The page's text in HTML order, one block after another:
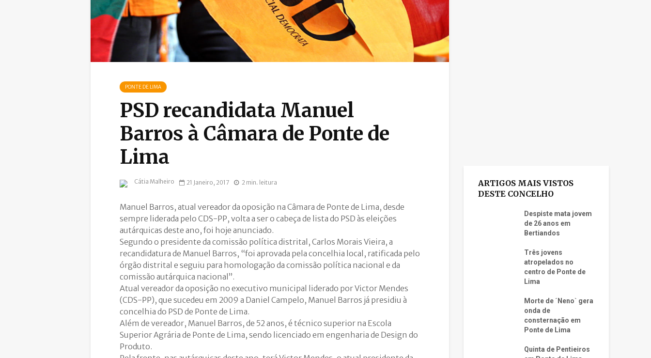
PONTE DE LIMA
PSD recandidata Manuel
Barros à Câmara de Ponte de
Lima
Cátia Malheiro 21 Janeiro, 2017 2 min. leitura
Manuel Barros, atual vereador da oposição na Câmara de Ponte de Lima, desde
sempre liderada pelo CDS-PP, volta a ser o cabeça de lista do PSD às eleições
autárquicas deste ano, foi hoje anunciado.
Segundo o presidente da comissão política distrital, Carlos Morais Vieira, a
recandidatura de Manuel Barros, “foi aprovada pela concelhia local, ratificada pelo
órgão distrital e seguiu para homologação da comissão política nacional e da
comissão autárquica nacional”.
Atual vereador da oposição no executivo municipal liderado por Victor Mendes
(CDS-PP), que sucedeu em 2009 a Daniel Campelo, Manuel Barros já presidiu à
concelhia do PSD de Ponte de Lima.
Além de vereador, Manuel Barros, de 52 anos, é técnico superior na Escola
Superior Agrária de Ponte de Lima, sendo licenciado em engenharia de Design do
Produto.
ARTIGOS MAIS VISTOS
DESTE CONCELHO
Despiste mata jovem
de 26 anos em
Bertiandos
Três jovens
atropelados no
centro de Ponte de
Lima
Morte de ´Neno` gera
onda de
consternação em
Ponte de Lima
Quinta de Pentieiros